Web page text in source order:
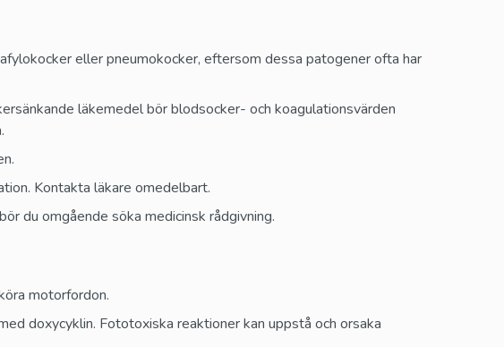
eller pneumokocker, eftersom dessa patogener ofta har
läkemedel bör blodsocker- och koagulationsvärden
Kontakta läkare omedelbart.
du omgående söka medicinsk rådgivning.
motorfordon.
doxycyklin. Fototoxiska reaktioner kan uppstå och orsaka